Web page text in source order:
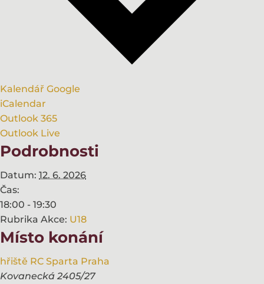
Kalendář Google
iCalendar
Outlook 365
Outlook Live
Podrobnosti
Datum: 12. 6. 2026
Čas:
18:00 - 19:30
Rubrika Akce: U18
Místo konání
hřiště RC Sparta Praha
Kovanecká 2405/27